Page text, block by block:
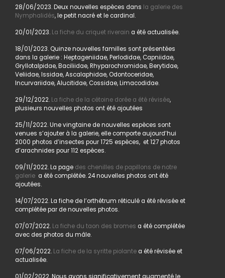
28/06/2023. Deux nouvelles espèces dans la galerie des
Nymphalidés, le petit nacré et le cardinal.
20/01/2023. La fiche du criquet riverain a été actualisée.
18/01/2023. Quinze nouvelles familles sont présentées
dans la galerie : Heptageniidae, Perlodidae, Capniidae,
Gryllotalpidae, Baciliidae, Rhyparochromidae, Berytidae,
Veliidae, Issidae, Ascalaphidae, Odontoceridae,
Incurvariidae, Alucitidae, Cossidae, Limacodidae.
29/12/2022. La fiche de la cétoine dorée a été révisée,
plusieurs nouvelles photos ont été ajoutées
25/11/2022. Une vingtaine de nouvelles espèces sont
venues s’ajouter à la galerie, elle comporte aujourd’hui
2000 photos d’insectes pour 1725 espèces, et 127 photos
d’arachnides pour 112 espèces.
09/11/2022. La page des chenilles de papillons de notre
galerie a été complétée. 24 nouvelles photos ont été
ajoutées.
14/07/2022. La fiche de l’orthétrum réticulé a été révisée et
complétée par de nouvelles photos.
07/07/2022. La fiche du taon des bromes a été complétée
avec des photos du mâle.
07/06/2022. La fiche de la syritte piolantea été révisée et
actualisée.